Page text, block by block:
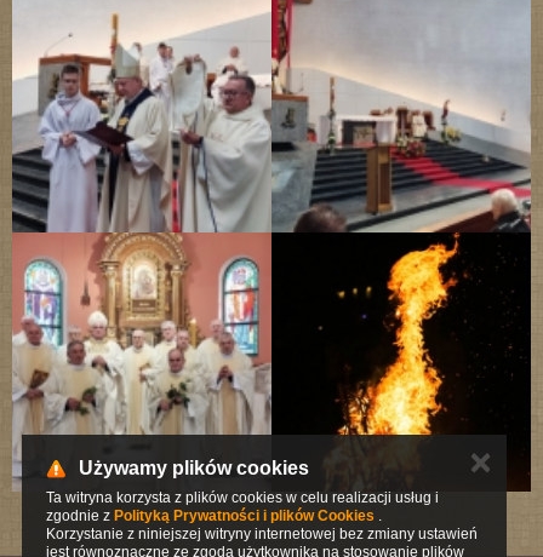
Używamy plików cookies
Ta witryna korzysta z plików cookies w celu realizacji usług i
zgodnie z Polityką Prywatności i plików Cookies .
Korzystanie z niniejszej witryny internetowej bez zmiany ustawień
jest równoznaczne ze zgodą użytkownika na stosowanie plików
✕